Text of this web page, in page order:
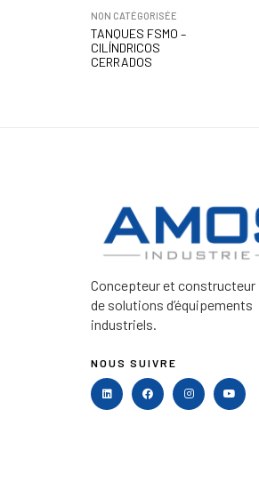
NON CATÉGORISÉE
TANQUES FSMO –
CILÍNDRICOS
CERRADOS
Concepteur et constructeur
de solutions d’équipements
industriels.
NOUS SUIVRE